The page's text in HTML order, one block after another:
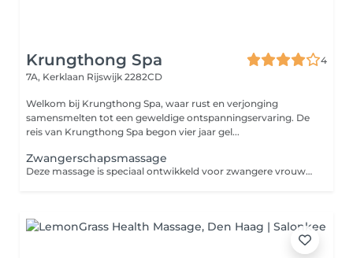
Krungthong Spa
4
7A, Kerklaan Rijswijk 2282CD
Welkom bij Krungthong Spa, waar rust en verjonging
samensmelten tot een geweldige ontspanningservaring. De
reis van Krungthong Spa begon vier jaar gel...
Zwangerschapsmassage
Deze massage is speciaal ontwikkeld voor zwangere vrouwen en is gericht op het welzijn van moeder en kind en het verlichten van zwangerschapspijntjes en -klachten.